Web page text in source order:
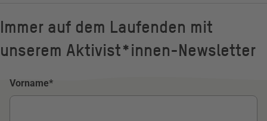
Immer auf dem Laufenden mit
unserem Aktivist*innen-Newsletter
Name
Vorname